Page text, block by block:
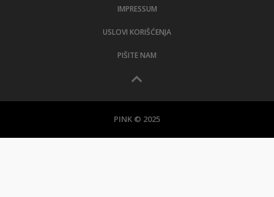
IMPRESSUM
USLOVI KORIŠĆENJA
PIŠITE NAM
PINK © 2025